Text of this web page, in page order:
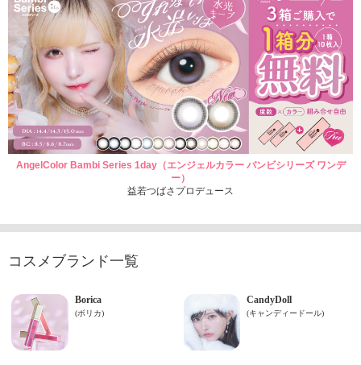
AngelColor Bambi Series 1day（エンジェルカラー バンビシリーズ ワンデ
ー）
益若つばさプロデュース
コスメブランド一覧